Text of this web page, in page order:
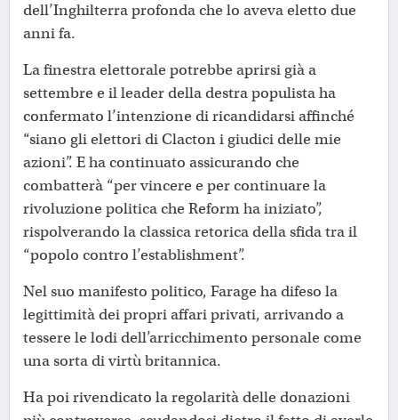
dell’Inghilterra profonda che lo aveva eletto due
anni fa.
La finestra elettorale potrebbe aprirsi già a
settembre e il leader della destra populista ha
confermato l’intenzione di ricandidarsi affinché
“siano gli elettori di Clacton i giudici delle mie
azioni”. E ha continuato assicurando che
combatterà “per vincere e per continuare la
rivoluzione politica che Reform ha iniziato”,
rispolverando la classica retorica della sfida tra il
“popolo contro l’establishment”.
Nel suo manifesto politico, Farage ha difeso la
legittimità dei propri affari privati, arrivando a
tessere le lodi dell’arricchimento personale come
una sorta di virtù britannica.
Ha poi rivendicato la regolarità delle donazioni